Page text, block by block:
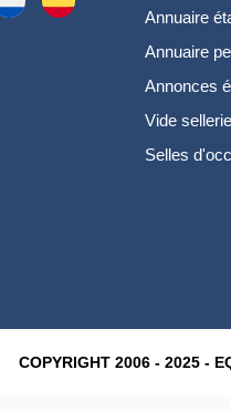
Annuaire
Annuaire
Annonces
Vide sellerie
Selles
COPYRIGHT 2006 - 2025 -